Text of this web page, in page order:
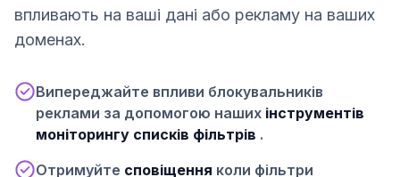
впливають на ваші дані або рекламу на ваших
доменах.
Випереджайте впливи блокувальників
реклами за допомогою наших інструментів
моніторингу списків фільтрів .
Отримуйте сповіщення коли фільтри